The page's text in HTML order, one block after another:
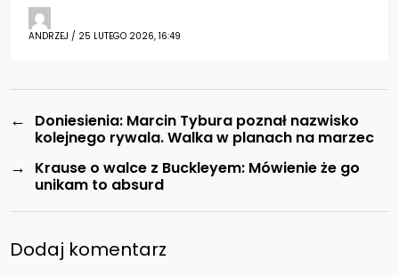
ANDRZEJ / 25 LUTEGO 2026, 16:49
←
Doniesienia: Marcin Tybura poznał nazwisko
kolejnego rywala. Walka w planach na marzec
→
Krause o walce z Buckleyem: Mówienie że go
unikam to absurd
Dodaj komentarz